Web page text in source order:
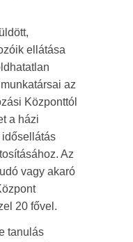
ellátása
az
Központtól
a házi
Az
vagy akaró
20 fővel.
tanulás